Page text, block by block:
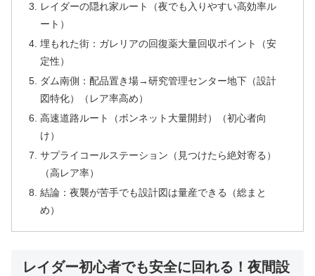
レイダーの隠れ家ルート（夜でも入りやすい高効率ル
ート）
埋もれた街：ガレリアの回復薬大量回収ポイント（安
定性）
ダム南側：配品置き場→研究管理センター地下（設計
図特化）（レア率高め）
高速道路ルート（ボンネット大量開封）（初心者向
け）
サプライコールステーション（見つけたら絶対寄る）
（高レア率）
結論：夜襲が苦手でも設計図は量産できる（総まと
め）
レイダー初心者でも安全に回れる！夜間設